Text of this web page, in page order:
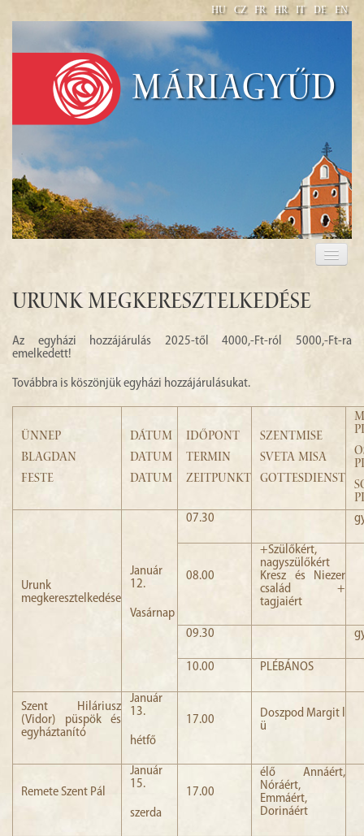
HU CZ FR HR IT DE EN
Máriagyűd
PILGRIMAGE 2017
Urunk megkeresztelkedése
Az egyházi hozzájárulás 2025-től 4000,-Ft-ról 5000,-Ft-ra
emelkedett!
Továbbra is köszönjük egyházi hozzájárulásukat.
ÜNNEP
BLAGDAN
FESTE
DÁTUM
DATUM
DATUM
IDŐPONT
TERMIN
ZEITPUNKT
SZENTMISE
SVETA MISA
GOTTESDIENST
Urunk
megkeresztelkedése
Január
12.
Vasárnap
07.30
08.00
+Szülőkért,
nagyszülőkért
Kresz és Niezer
család +
tagjaiért
09.30
10.00 PLÉBÁNOS
Szent Hiláriusz
(Vidor) püspök és
egyháztanító
Január
13.
hétfő
17.00
Doszpod Margit l
ü
Remete Szent Pál
Január
15.
szerda
17.00
élő Annáért,
Nóráért,
Emmáért,
Dorináért